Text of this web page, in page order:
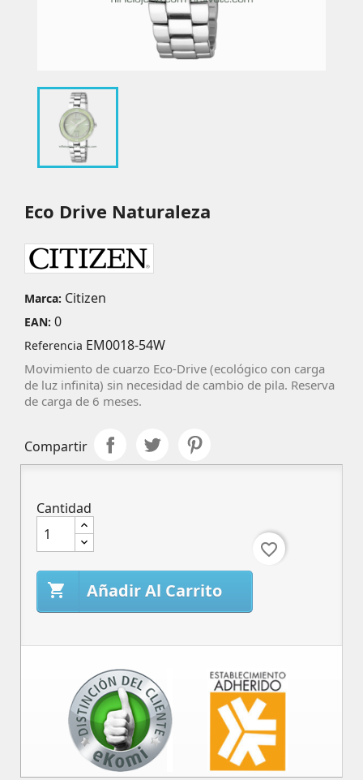
Eco Drive Naturaleza
Marca: Citizen
EAN: 0
Referencia EM0018-54W
Movimiento de cuarzo Eco-Drive (ecológico con carga
de luz infinita) sin necesidad de cambio de pila. Reserva
de carga de 6 meses.
Compartir
Cantidad
 Añadir Al Carrito
favorite_border